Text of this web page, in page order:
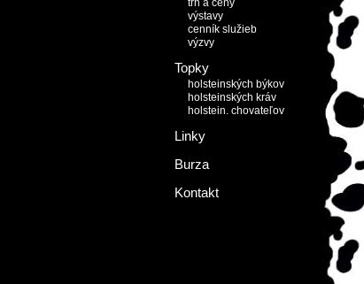
trh a ceny
výstavy
cenník služieb
výzvy
Topky
holsteinských býkov
holsteinských kráv
holstein. chovateľov
Linky
Burza
Kontakt